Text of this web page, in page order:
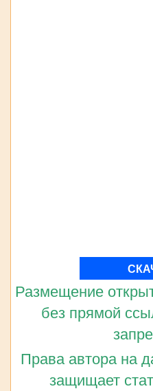
Размещение
без прямой
Права автора на
защищает